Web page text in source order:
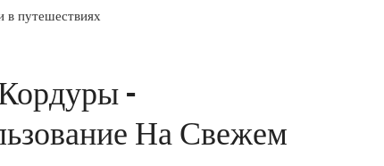
в путешествиях
–
На Свежем